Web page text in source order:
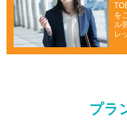
を
ル
レ
プラ